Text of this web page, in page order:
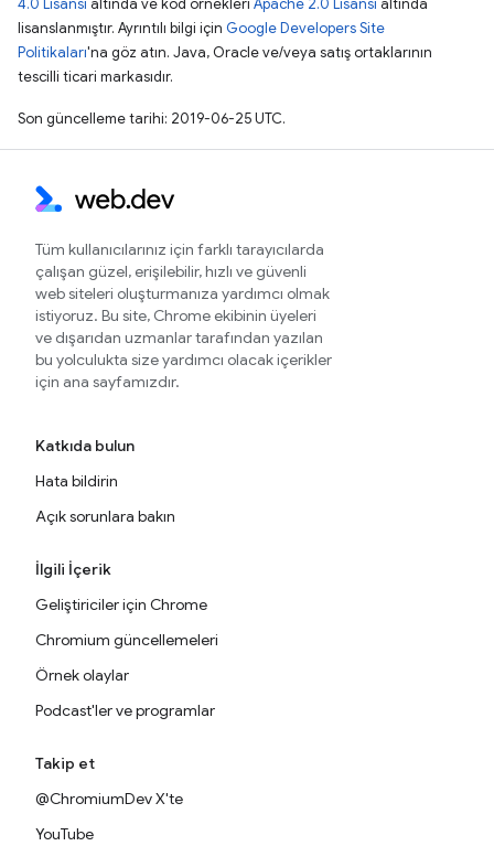
4.0 Lisansı altında ve kod örnekleri Apache 2.0 Lisansı altında
lisanslanmıştır. Ayrıntılı bilgi için Google Developers Site
Politikaları'na göz atın. Java, Oracle ve/veya satış ortaklarının
tescilli ticari markasıdır.
Son güncelleme tarihi: 2019-06-25 UTC.
Tüm kullanıcılarınız için farklı tarayıcılarda
çalışan güzel, erişilebilir, hızlı ve güvenli
web siteleri oluşturmanıza yardımcı olmak
istiyoruz. Bu site, Chrome ekibinin üyeleri
ve dışarıdan uzmanlar tarafından yazılan
bu yolculukta size yardımcı olacak içerikler
için ana sayfamızdır.
Katkıda bulun
Hata bildirin
Açık sorunlara bakın
İlgili İçerik
Geliştiriciler için Chrome
Chromium güncellemeleri
Örnek olaylar
Podcast'ler ve programlar
Takip et
@ChromiumDev X'te
YouTube